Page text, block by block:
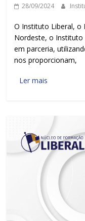
28/09/2024
O Instituto Liberal, o
Nordeste, o Instituto
em parceria,
nos proporcionam,
Ler mais